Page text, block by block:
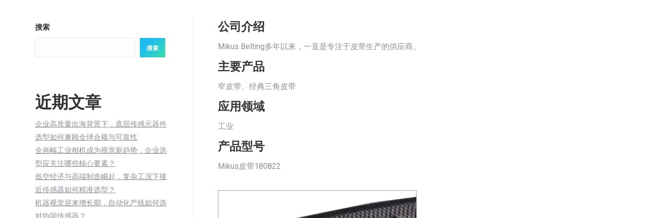
公司介绍
Mikus Belting多年以来，一直是专注于皮带生产的供应商。
主要产品
窄皮带、经典三角皮带
应用领域
工业
产品型号
Mikus皮带180822
搜索
搜索
近期文章
企业高质量出海背景下，底层传感元器件
选型如何兼顾全球合规与可靠性
全画幅工业相机成为视觉新趋势，企业选
型应关注哪些核心要素？
低空经济与高端制造崛起，复杂工况下接
近传感器如何精准选型？
机器视觉迎来增长期，自动化产线如何选
对协同传感器？